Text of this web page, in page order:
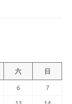
六 日
6 7